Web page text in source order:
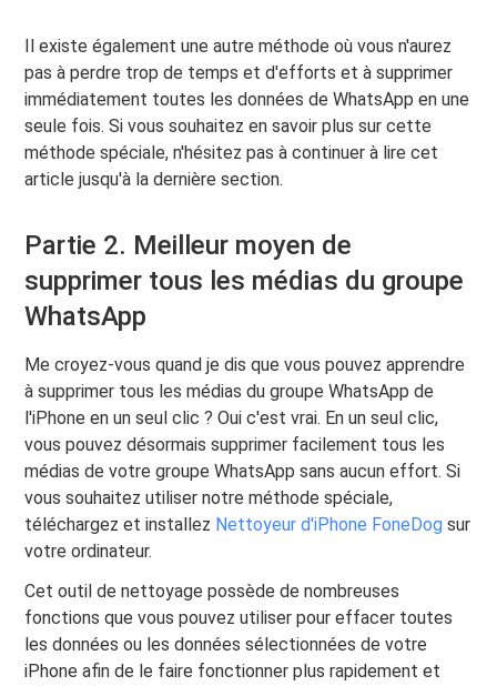
Il existe également une autre méthode où vous n'aurez
pas à perdre trop de temps et d'efforts et à supprimer
immédiatement toutes les données de WhatsApp en une
seule fois. Si vous souhaitez en savoir plus sur cette
méthode spéciale, n'hésitez pas à continuer à lire cet
article jusqu'à la dernière section.
Partie 2. Meilleur moyen de
supprimer tous les médias du groupe
WhatsApp
Me croyez-vous quand je dis que vous pouvez apprendre
à supprimer tous les médias du groupe WhatsApp de
l'iPhone en un seul clic ? Oui c'est vrai. En un seul clic,
vous pouvez désormais supprimer facilement tous les
médias de votre groupe WhatsApp sans aucun effort. Si
vous souhaitez utiliser notre méthode spéciale,
téléchargez et installez Nettoyeur d'iPhone FoneDog sur
votre ordinateur.
Cet outil de nettoyage possède de nombreuses
fonctions que vous pouvez utiliser pour effacer toutes
les données ou les données sélectionnées de votre
iPhone afin de le faire fonctionner plus rapidement et